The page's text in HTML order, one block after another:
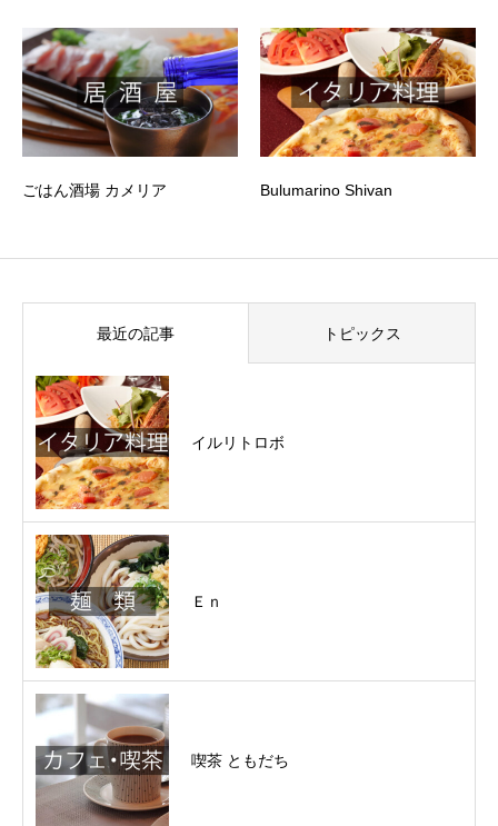
ごはん酒場 カメリア Bulumarino Shivan
最近の記事 トピックス
イルリトロボ
Ｅｎ
喫茶 ともだち